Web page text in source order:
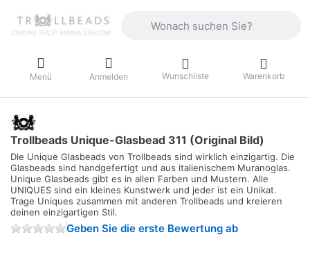
Menü Anmelden Wunschliste Warenkorb
Trollbeads Unique-Glasbead 311 (Original Bild)
Die Unique Glasbeads von Trollbeads sind wirklich einzigartig. Die
Glasbeads sind handgefertigt und aus italienischem Muranoglas.
Unique Glasbeads gibt es in allen Farben und Mustern. Alle
UNIQUES sind ein kleines Kunstwerk und jeder ist ein Unikat.
Trage Uniques zusammen mit anderen Trollbeads und kreieren
deinen einzigartigen Stil.
Geben Sie die erste Bewertung ab